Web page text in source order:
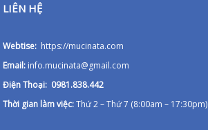
LIÊN HỆ
Webtise: https://mucinata.com
Email: info.mucinata@gmail.com
Điện Thoại: 0981.838.442
Thời gian làm việc:Thứ 2 – Thứ 7 (8:00am – 17:30pm)